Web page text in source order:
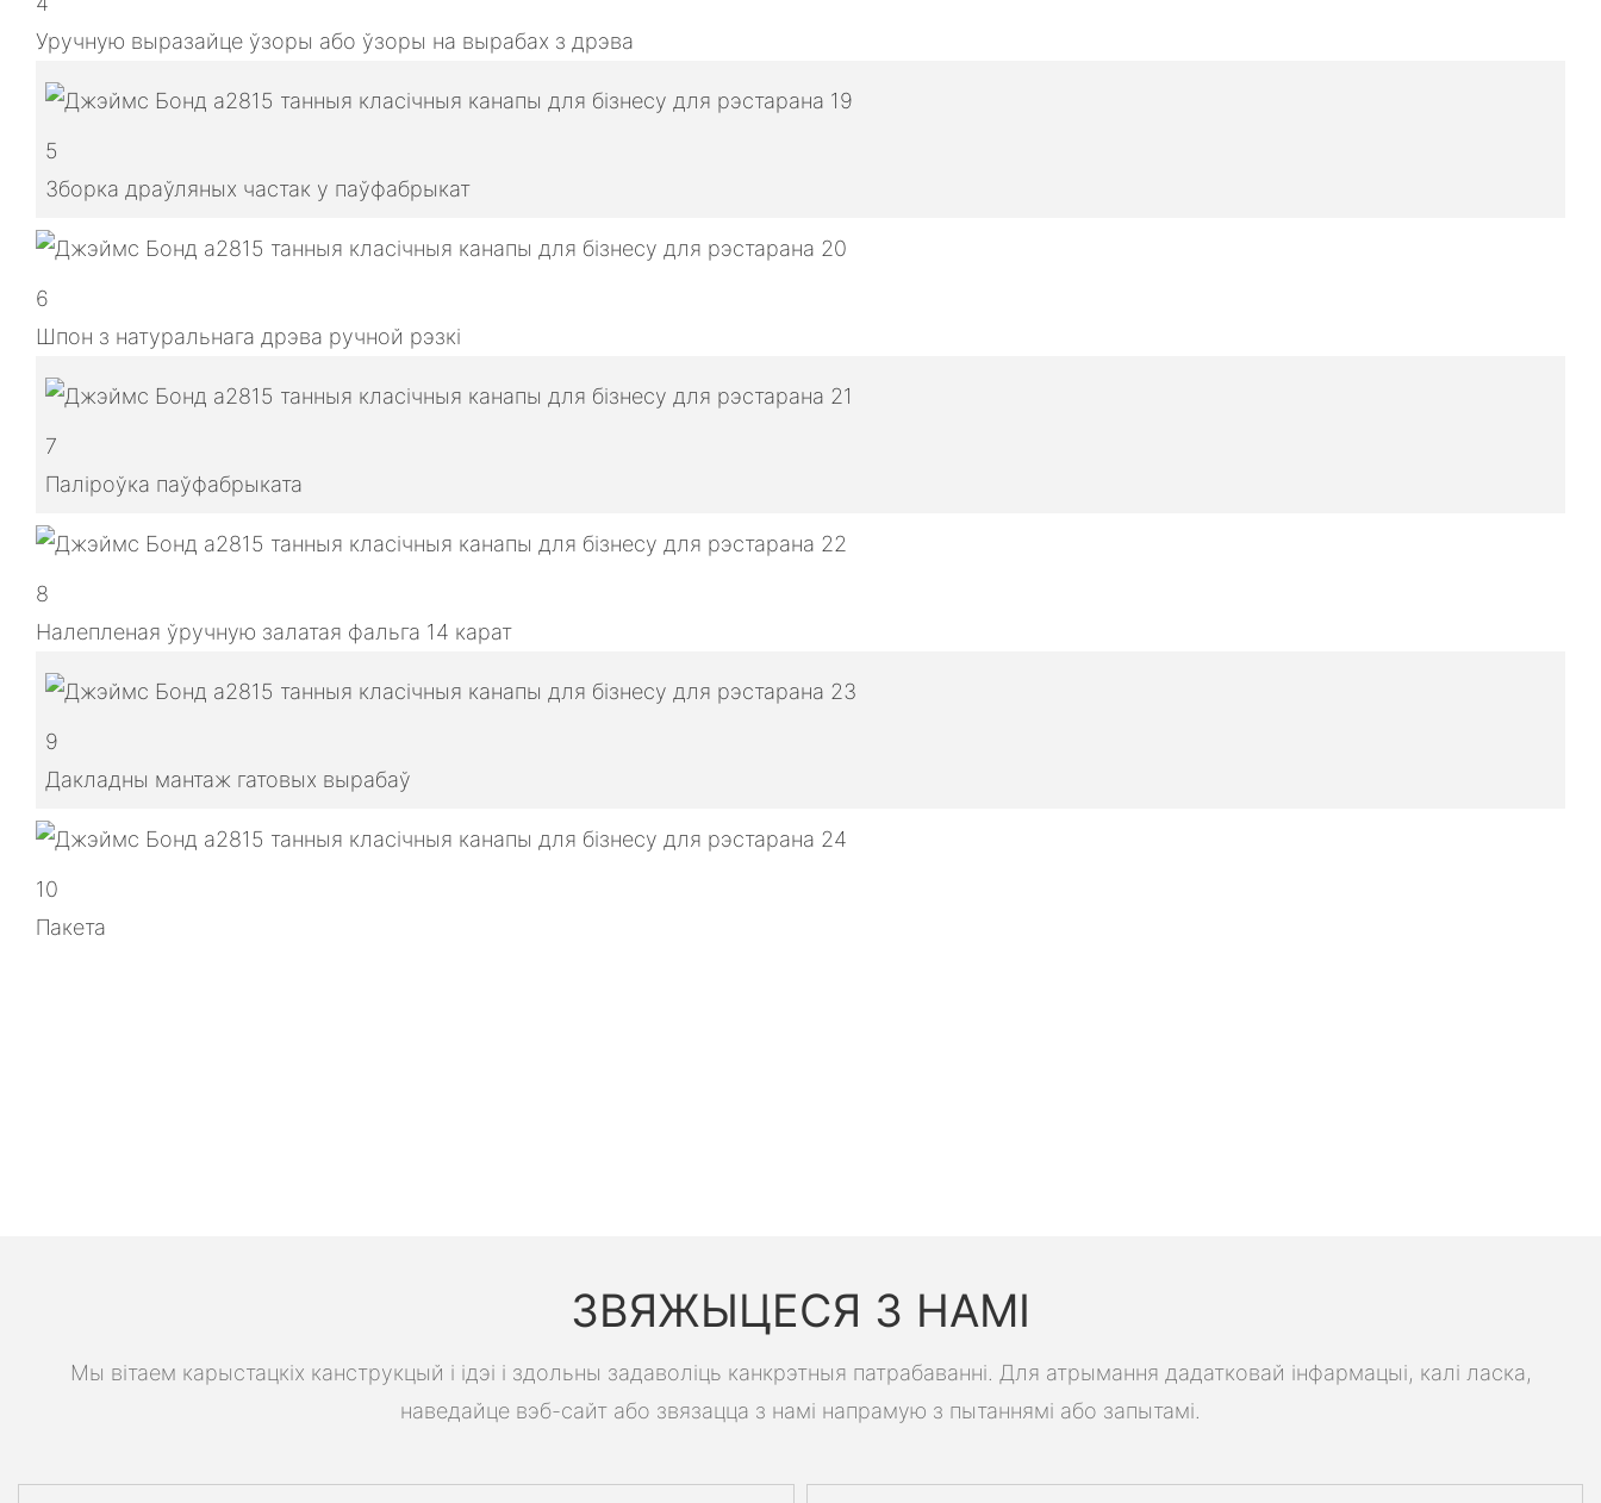
Уручную выразайце ўзоры або ўзоры на вырабах з дрэва
5
Зборка драўляных частак у паўфабрыкат
6
Шпон з натуральнага дрэва ручной рэзкі
7
Паліроўка паўфабрыката
8
Налепленая ўручную залатая фальга 14 карат
9
Дакладны мантаж гатовых вырабаў
10
Пакета
ЗВЯЖЫЦЕСЯ З НАМІ
Мы вітаем карыстацкіх канструкцый і ідэі і здольны задаволіць канкрэтныя патрабаванні. Для атрымання дадатковай інфармацыі, калі ласка,
наведайце вэб-сайт або звязацца з намі напрамую з пытаннямі або запытамі.